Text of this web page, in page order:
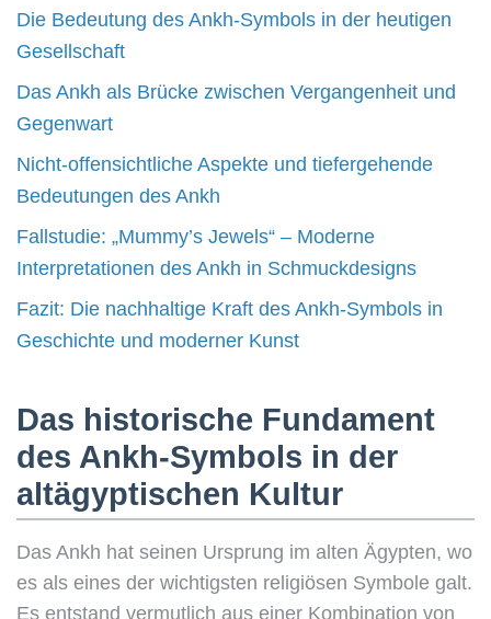
Die Bedeutung des Ankh-Symbols in der heutigen
Gesellschaft
Das Ankh als Brücke zwischen Vergangenheit und
Gegenwart
Nicht-offensichtliche Aspekte und tiefergehende
Bedeutungen des Ankh
Fallstudie: „Mummy’s Jewels“ – Moderne
Interpretationen des Ankh in Schmuckdesigns
Fazit: Die nachhaltige Kraft des Ankh-Symbols in
Geschichte und moderner Kunst
Das historische Fundament
des Ankh-Symbols in der
altägyptischen Kultur
Das Ankh hat seinen Ursprung im alten Ägypten, wo
es als eines der wichtigsten religiösen Symbole galt.
Es entstand vermutlich aus einer Kombination von